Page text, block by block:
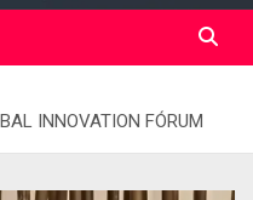
INNOVATION FÓRUM